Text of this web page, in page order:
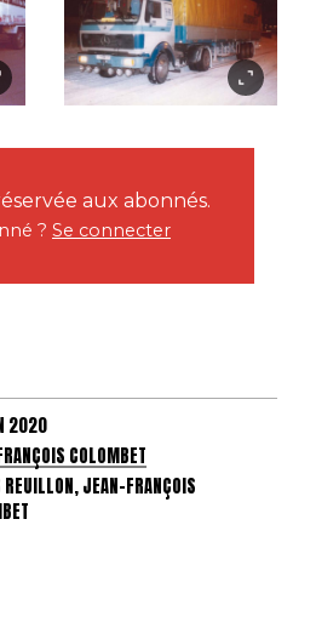
aux abonnés.
? Se connecter
2020
COLOMBET
JEAN-FRANÇOIS